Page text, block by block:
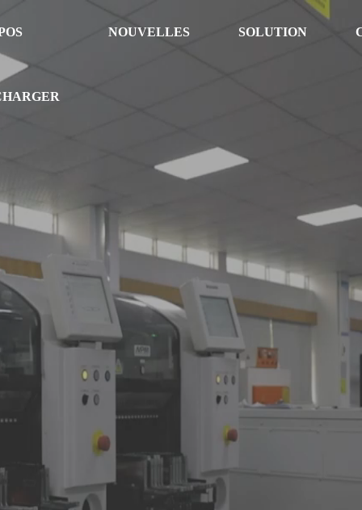
NOUVELLES SOLUTION